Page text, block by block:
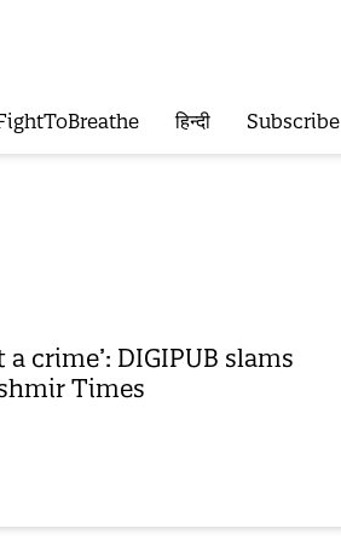
हिन्दी Subscribe
crime’: DIGIPUB slams
Times